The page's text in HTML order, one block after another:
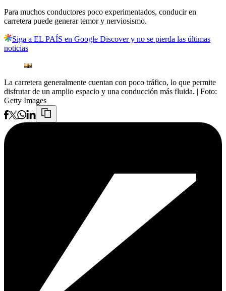
Para muchos conductores poco experimentados, conducir en
carretera puede generar temor y nerviosismo.
Siga a EL PAÍS en Google Discover y no se pierda las últimas
noticias
La carretera generalmente cuentan con poco tráfico, lo que permite
disfrutar de un amplio espacio y una conducción más fluida. | Foto:
Getty Images